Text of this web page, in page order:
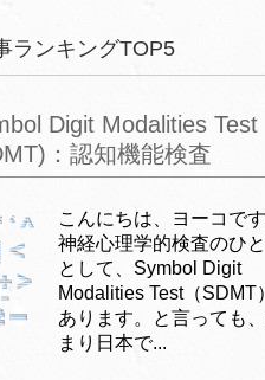
ランキングTOP5
Digit Modalities Test
：認知機能検査
こんにちは、ヨーコです
神経心理学的検査のひ
として、Symbol Digit
Modalities Test（SDMT
あります。と言っても
まり日本で...